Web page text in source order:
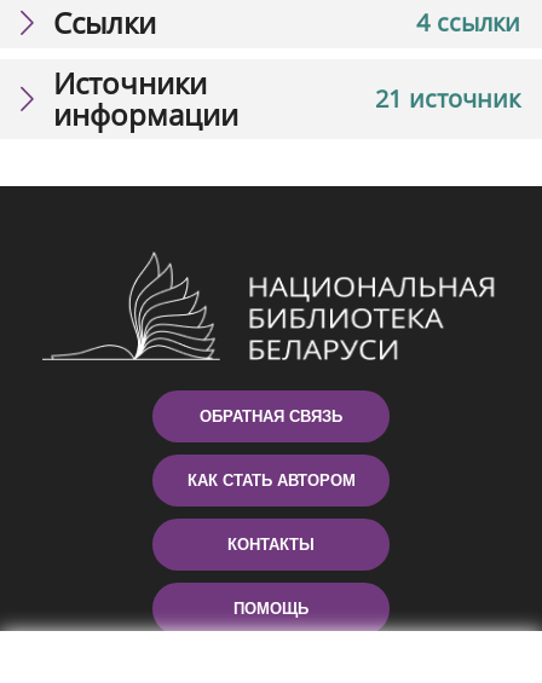
4 ссылки
Ссылки
21 источник
Источники
информации
ОБРАТНАЯ СВЯЗЬ
КАК СТАТЬ АВТОРОМ
КОНТАКТЫ
ПОМОЩЬ